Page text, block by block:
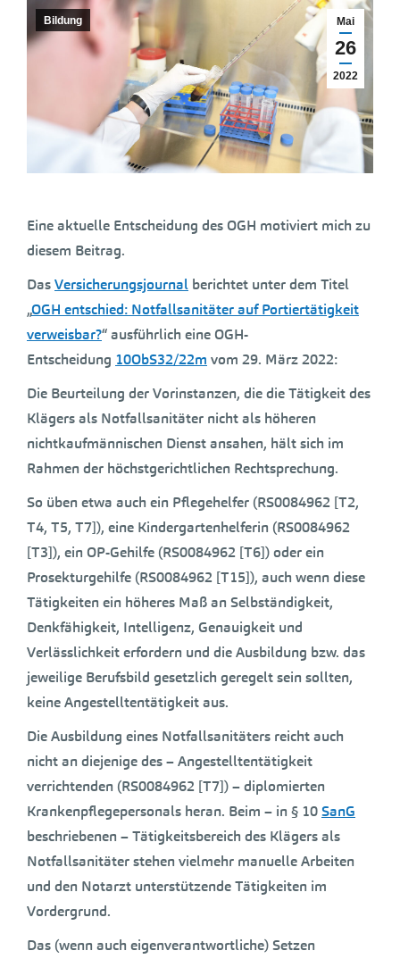
Mai
26
2022
Bildung
Eine aktuelle Entscheidung des OGH motiviert mich zu
diesem Beitrag.
DasVersicherungsjournal berichtet unter dem Titel
„OGH entschied: Notfallsanitäter auf Portiertätigkeit
verweisbar?“ ausführlich eine OGH-
Entscheidung 10ObS32/22m vom 29. März 2022:
Die Beurteilung der Vorinstanzen, die die Tätigkeit des
Klägers als Notfallsanitäter nicht als höheren
nichtkaufmännischen Dienst ansahen, hält sich im
Rahmen der höchstgerichtlichen Rechtsprechung.
So üben etwa auch ein Pflegehelfer (RS0084962 [T2,
T4, T5, T7]), eine Kindergartenhelferin (RS0084962
[T3]), ein OP-Gehilfe (RS0084962 [T6]) oder ein
Prosekturgehilfe (RS0084962 [T15]), auch wenn diese
Tätigkeiten ein höheres Maß an Selbständigkeit,
Denkfähigkeit, Intelligenz, Genauigkeit und
Verlässlichkeit erfordern und die Ausbildung bzw. das
jeweilige Berufsbild gesetzlich geregelt sein sollten,
keine Angestelltentätigkeit aus.
Die Ausbildung eines Notfallsanitäters reicht auch
nicht an diejenige des – Angestelltentätigkeit
verrichtenden (RS0084962 [T7]) – diplomierten
Krankenpflegepersonals heran. Beim – in § 10SanG
beschriebenen – Tätigkeitsbereich des Klägers als
Notfallsanitäter stehen vielmehr manuelle Arbeiten
und den Notarzt unterstützende Tätigkeiten im
Vordergrund.
Das (wenn auch eigenverantwortliche) Setzen